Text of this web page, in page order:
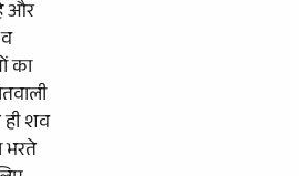
और
का
ही शव
भरते